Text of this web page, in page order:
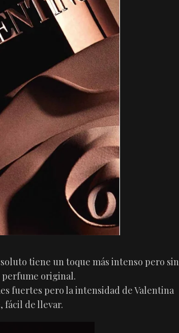
tiene un toque más intenso pero sin
perfume original.
fuertes pero la intensidad de Valentina
fácil de llevar.